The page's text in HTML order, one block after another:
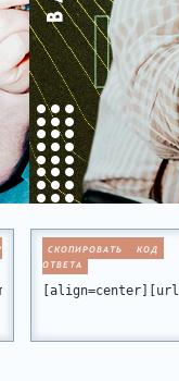
СКОПИРОВАТЬ КОД
ОТВЕТА